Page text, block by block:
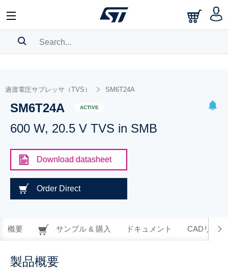
BOOKMARK
Pleaselog into show your saved searches.
過渡電圧サプレッサ（TVS） SM6T24A
SM6T24A ACTIVE
600 W, 20.5 V TVS in SMB
Download datasheet
Order Direct
概要 サンプル & 購入 ドキュメント CADリソー
製品概要